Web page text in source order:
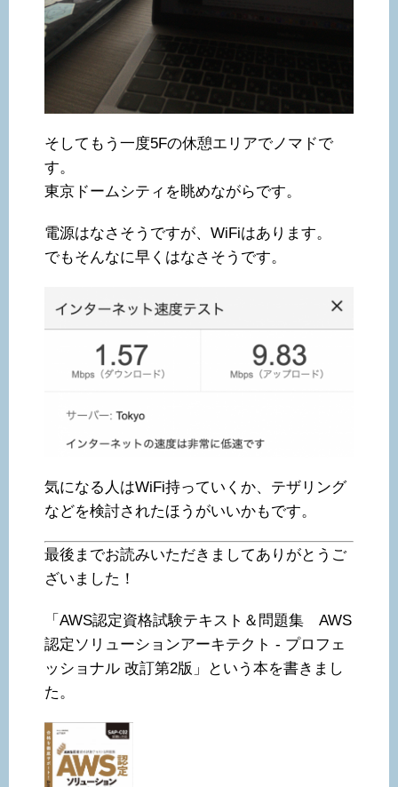
そしてもう一度5Fの休憩エリアでノマドで
す。
東京ドームシティを眺めながらです。
電源はなさそうですが、WiFiはあります。
でもそんなに早くはなさそうです。
気になる人はWiFi持っていくか、テザリング
などを検討されたほうがいいかもです。
最後までお読みいただきましてありがとうご
ざいました！
「AWS認定資格試験テキスト＆問題集 AWS
認定ソリューションアーキテクト - プロフェ
ッショナル 改訂第2版」という本を書きまし
た。